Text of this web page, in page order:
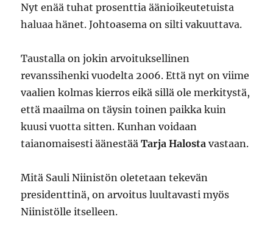
Nyt enää tuhat prosenttia äänioikeutetuista
haluaa hänet. Johtoasema on silti vakuuttava.
Taustalla on jokin arvoituksellinen
revanssihenki vuodelta 2006. Että nyt on viime
vaalien kolmas kierros eikä sillä ole merkitystä,
että maailma on täysin toinen paikka kuin
kuusi vuotta sitten. Kunhan voidaan
taianomaisesti äänestääTarja Halosta vastaan.
Mitä Sauli Niinistön oletetaan tekevän
presidenttinä, on arvoitus luultavasti myös
Niinistölle itselleen.